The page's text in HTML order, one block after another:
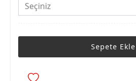
Sepete Ekle